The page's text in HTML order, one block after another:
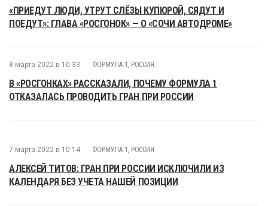
«ПРИЕДУТ ЛЮДИ, УТРУТ СЛЁЗЫ КУПЮРОЙ, СЯДУТ И
ПОЕДУТ»: ГЛАВА «РОСГОНОК» — О «СОЧИ АВТОДРОМЕ»
8 марта 2022 в 10:33 ФОРМУЛА 1 , РОССИЯ
В «РОСГОНКАХ» РАССКАЗАЛИ, ПОЧЕМУ ФОРМУЛА 1
ОТКАЗАЛАСЬ ПРОВОДИТЬ ГРАН ПРИ РОССИИ
7 марта 2022 в 10:14 ФОРМУЛА 1 , РОССИЯ
АЛЕКСЕЙ ТИТОВ: ГРАН ПРИ РОССИИ ИСКЛЮЧИЛИ ИЗ
КАЛЕНДАРЯ БЕЗ УЧЕТА НАШЕЙ ПОЗИЦИИ